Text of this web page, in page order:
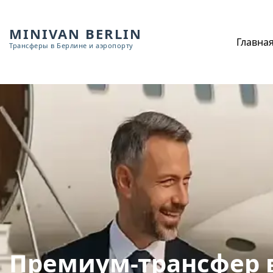
MINIVAN BERLIN
Трансферы в Берлине и аэропорту Главная
Премиум-трансфер